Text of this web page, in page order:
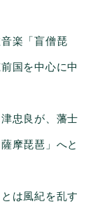
楽「盲僧琵
国を中心に中
忠良が、藩士
薩摩琵琶」へと
は風紀を乱す